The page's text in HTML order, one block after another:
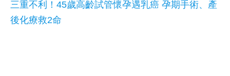
三重不利！45歲高齡試管懷孕遇乳癌 孕期手術、產
後化療救2命